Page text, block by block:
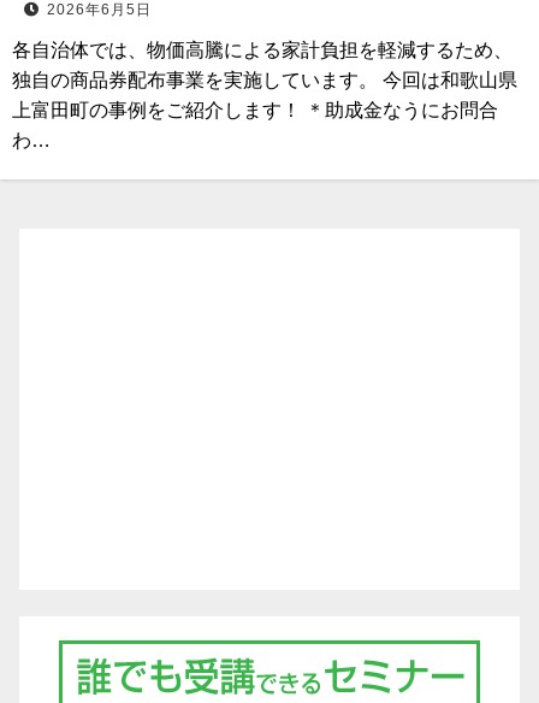
2026年6月5日
各自治体では、物価高騰による家計負担を軽減するため、
独自の商品券配布事業を実施しています。 今回は和歌山県
上富田町の事例をご紹介します！ ＊助成金なうにお問合
わ…